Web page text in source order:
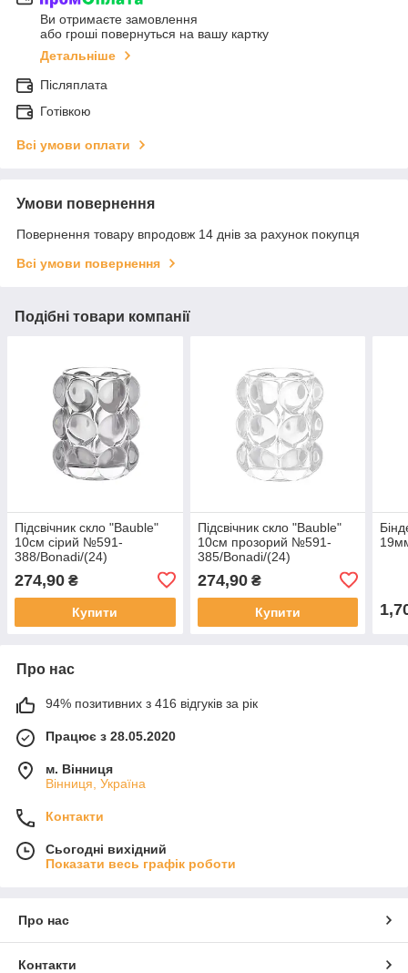
Ви отримаєте замовлення
або гроші повернуться на вашу картку
Детальніше
Післяплата
Готівкою
Всі умови оплати
Умови повернення
Повернення товару впродовж 14 днів за рахунок покупця
Всі умови повернення
Подібні товари компанії
Підсвічник скло "Bauble"
10см сірий №591-
388/Bonadi/(24)
274,90 ₴
Купити
Підсвічник скло "Bauble"
10см прозорий №591-
385/Bonadi/(24)
274,90₴
Купити
Про нас
94% позитивних з 416 відгуків за рік
Працює з 28.05.2020
м. Вінниця
Вінниця, Україна
Контакти
Сьогодні вихідний
Показати весь графік роботи
Про нас
Контакти